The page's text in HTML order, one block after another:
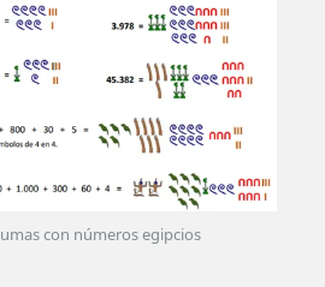
con números egipcios